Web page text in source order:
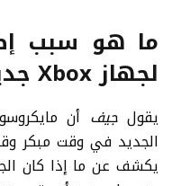
ما هو سبب
لجهاز Xbox جديد في 2026!
يقولجيف أن
الجديد في وقت مبكر
يكشف عن ما إذا كان